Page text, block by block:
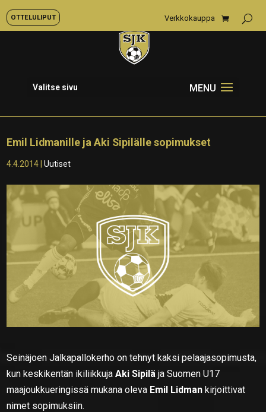
OTTELULIPUT Verkkokauppa
Valitse sivu
Emil Lidmanille ja Aki Sipilälle sopimukset
4.4.2014 |Uutiset
Seinäjoen Jalkapallokerho on tehnyt kaksi pelaajasopimusta,
kun keskikentän ikiliikkujaAki Sipilä ja Suomen U17
maajoukkueringissä mukana oleva Emil Lidman kirjoittivat
nimet sopimuksiin.